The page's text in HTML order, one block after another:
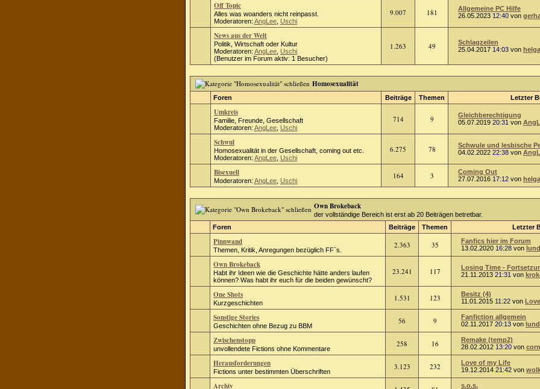
Off Topic
Alles was woanders nicht reinpasst.
Moderatoren: AngLee Uschi
9.007 181
Allgemeine PC Hilfe
26.05.2023 12:40 von
News aus der Welt
Politik, Wirtschaft oder Kultur
Moderatoren: AngLee Uschi
(Benutzer im Forum aktiv: 1 Besucher)
1.263 49
Schlagzeilen
25.04.2017 14:03 von helga
Homosexualität
Foren Beiträge Themen Letzter
Umkreis
Familie, Freunde, Gesellschaft
Moderatoren: AngLee Uschi
714 9
Gleichberechtigung
05.07.2019 20:31 von
Schwul
Homosexualität in der Gesellschaft, coming out etc.
Moderatoren: AngLee Uschi
6.275 78
Schwule und lesbische
04.02.2022 22:38 von
Bisexuell
Moderatoren: AngLee Uschi
164 3
Coming Out
27.07.2016 17:12 von helga
Own Brokeback
der vollständige Bereich ist erst ab 20 Beiträgen betretbar.
Foren
Beiträge Themen Letzter
Pinnwand
Themen, Kritik, Anregungen bezüglich FF`s.
2.363 35
Fanfics hier im Forum
13.02.2020 16:28 von
Own Brokeback
Habt ihr Ideen wie die Geschichte hätte anders laufen
können? Was habt ihr euch für die beiden gewünscht?
23.241 117
Losing Time -
21.11.2013 21:31 von
One Shots
Kurzgeschichten
1.531 123
Besitz (4)
11.01.2015 11:22 von
Sonstige Stories
Geschichten ohne Bezug zu BBM
56 9
Fanfiction allgemein
02.11.2017 20:13 von
Zwischenstopp
unvollendete Fictions ohne Kommentare
258 16
Remake (temp2)
28.02.2012 13:20 von
Herausforderungen
Fictions unter bestimmten Überschriften
3.123 232
Love of my Life
19.12.2014 21:42 von
Archiv s.o.s.